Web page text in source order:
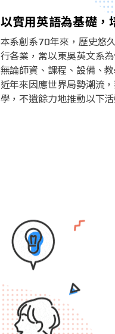
以實用英語為基礎，
本系創系70年來，歷史悠
行各業，常以東吳英文系
無論師資、課程、設備、
近年來因應世界局勢潮流
學，不遺餘力地推動以下